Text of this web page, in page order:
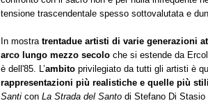
tensione trascendentale spesso sottovalutata e
In mostra trentadue artisti di varie generazioni
arco lungo mezzo secolo che si estende da
è dell'85. L’ambito privilegiato da tutti gli artisti è
rappresentazioni più realistiche e quelle più
Santi con La Strada del Santo di Stefano Di Stasio